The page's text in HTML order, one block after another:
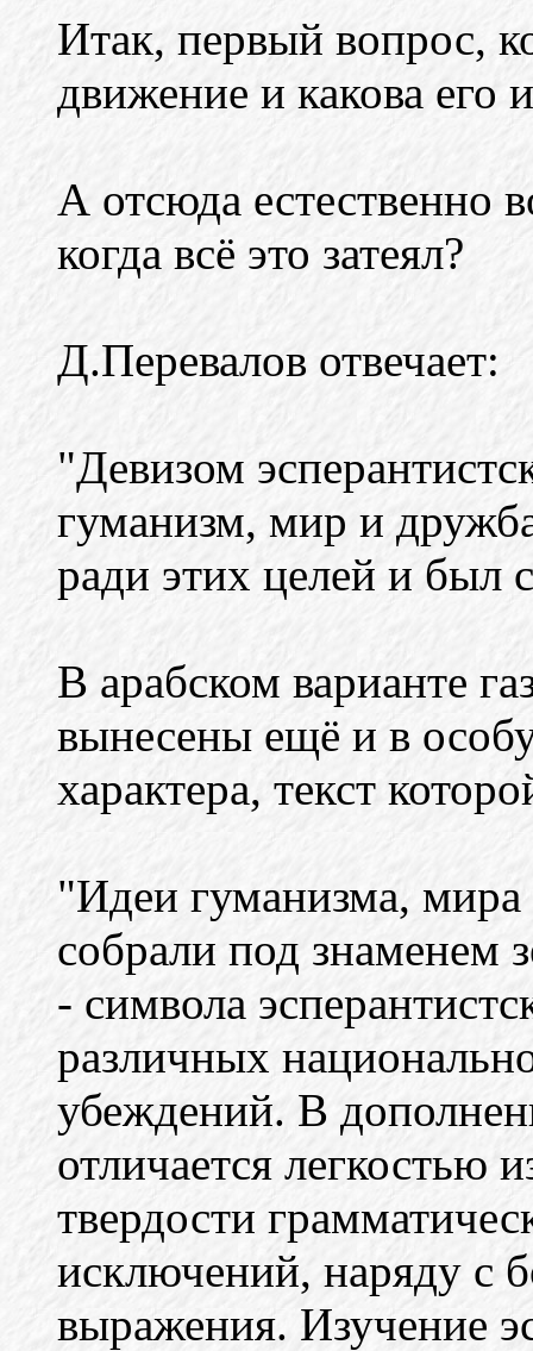
Итак, первый вопрос,
движение и какова его
А отсюда естественно
когда всё это затеял?
Д.Перевалов отвечает:
"Девизом
гуманизм, мир и
ради этих целей и был
В арабском варианте
вынесены ещё и в
характера, текст
"Идеи гуманизма,
собрали под знаменем
- символа
различных
убеждений. В
отличается легкостью
твердости
исключений, наряду с
выражения. Изучение